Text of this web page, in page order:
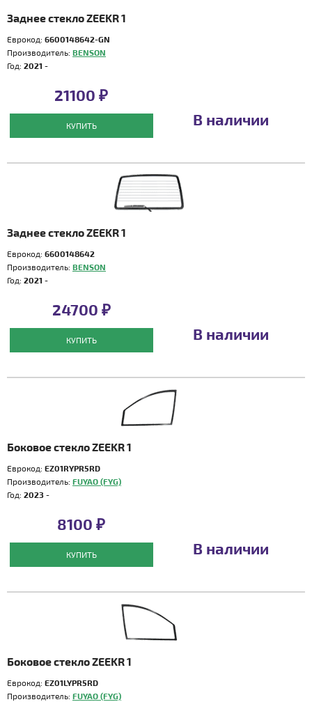
Заднее стекло ZEEKR 1
Еврокод: 6600148642-GN
Производитель: BENSON
Год: 2021 -
21100 ₽
КУПИТЬ В наличии
Заднее стекло ZEEKR 1
Еврокод: 6600148642
Производитель: BENSON
Год: 2021 -
24700 ₽
КУПИТЬ В наличии
Боковое стекло ZEEKR 1
Еврокод: EZ01RYPR5RD
Производитель: FUYAO (FYG)
Год: 2023 -
8100 ₽
КУПИТЬ В наличии
Боковое стекло ZEEKR 1
Еврокод: EZ01LYPR5RD
Производитель: FUYAO (FYG)